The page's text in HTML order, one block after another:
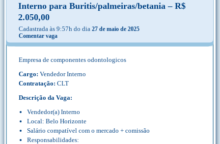
Interno para Buritis/palmeiras/betania – R$
2.050,00
Cadastrada às 9:57h do dia 27 de maio de 2025
Comentar vaga
Empresa de componentes odontologicos
Cargo: Vendedor Interno
Contratação: CLT
Descrição da Vaga:
Vendedor(a) Interno
Local: Belo Horizonte
Salário compatível com o mercado + comissão
Responsabilidades: